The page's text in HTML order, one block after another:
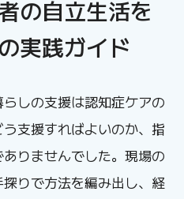
の自立生活を
実践ガイド
しの支援は認知症ケアの
支援すればよいのか、指
りませんでした。現場の
りで方法を編み出し、経